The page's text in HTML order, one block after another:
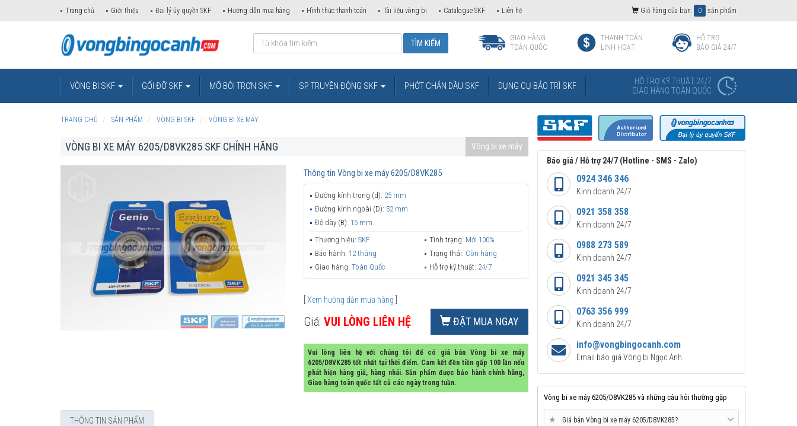
Trang chủ Giới thiệu Đại lý ủy quyền SKF Hướng dẫn mua hàng Hình thức thanh toán Tài liệu vòng bi Catalogue SKF Liên hệ Giỏ hàng của bạn: 0 sản phẩm
GIAO HÀNG
TOÀN QUỐC
THANH TOÁN
LINH HOẠT
HỖ TRỢ
BÁO GIÁ 24/7
VÒNG BI SKF GỐI ĐỠ SKF MỠ BÔI TRƠN SKF SP TRUYỀN ĐỘNG SKF PHỚT CHẮN DẦU SKF DỤNG CỤ BẢO TRÌ SKF
HỖ TRỢ KỸ THUẬT 24/7
GIAO HÀNG TOÀN QUỐC
TRANG CHỦ SẢN PHẨM VÒNG BI SKF VÒNG BI XE MÁY
VÒNG BI XE MÁY 6205/D8VK285 SKF CHÍNH HÃNG Vòng bi xe máy
Thông tin Vòng bi xe máy 6205/D8VK285
Đường kính trong (d): 25 mm
Đường kính ngoài (D): 52 mm
Độ dày (B): 15 mm
Thương hiệu: SKF Tình trạng: Mới 100%
Bảo hành: 12 tháng Trạng thái: Còn hàng
Giao hàng: Toàn Quốc Hỗ trợ kỹ thuật: 24/7
Xem hướng dẫn mua hàng
Giá: VUI LÒNG LIÊN HỆ ĐẶT MUA NGAY
Vui lòng liên hệ với chúng tôi để có giá bán Vòng bi xe máy
6205/D8VK285 tốt nhất tại thời điểm. Cam kết đền tiền gấp 100 lần nếu
phát hiện hàng giả, hàng nhái. Sản phẩm được bảo hành chính hãng,
Giao hàng toàn quốc tất cả các ngày trong tuần.
THÔNG TIN SẢN PHẨM
Báo giá / Hỗ trợ 24/7 (Hotline - SMS - Zalo)
0924 346 346
Kinh doanh 24/7
0921 358 358
Kinh doanh 24/7
0988 273 589
Kinh doanh 24/7
0921 345 345
Kinh doanh 24/7
0763 356 999
Kinh doanh 24/7
info@vongbingocanh.com
Email báo giá Vòng bi Ngọc Anh
Vòng bi xe máy 6205/D8VK285 và những câu hỏi thường gặp
★ Giá bán Vòng bi xe máy 6205/D8VK285?